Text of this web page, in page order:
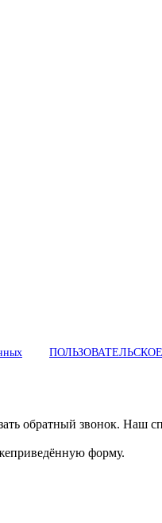
обратный звонок. Наш
форму.